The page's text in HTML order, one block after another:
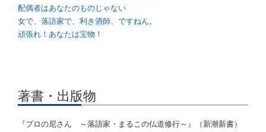
配偶者はあなたのものじゃない
女で、落語家で、利き酒師、ですねん。
頑張れ！あなたは宝物！
著書・出版物
『プロの尼さん ～落語家・まるこの仏道修行～』（新潮新書）